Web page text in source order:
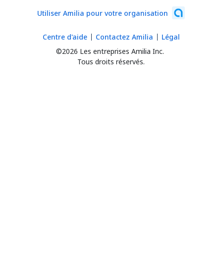
Utiliser Amilia pour votre organisation
©2026 Les entreprises Amilia Inc.
Tous droits réservés.
Centre d'aide Contactez Amilia Légal